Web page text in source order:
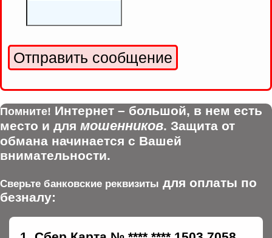
Помните! Интернет – большой, в нем есть
место и для мошенников. Защита от
обмана начинается с Вашей
внимательности.
Сверьте банковские реквизиты для оплаты по
безналу: